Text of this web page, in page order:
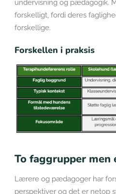
undervisning og pædagogik.
forskelligt, fordi deres
forskellige.
Forskellen i praksis
To faggrupper
Lærere og pædagoger har
perspektiver og det er netop